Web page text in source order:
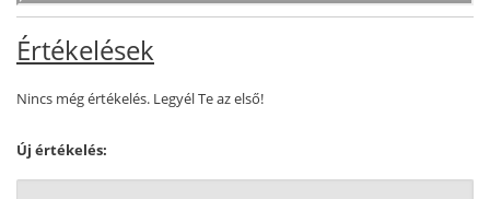
Értékelések
Nincs még értékelés. Legyél Te az első!
Új értékelés: